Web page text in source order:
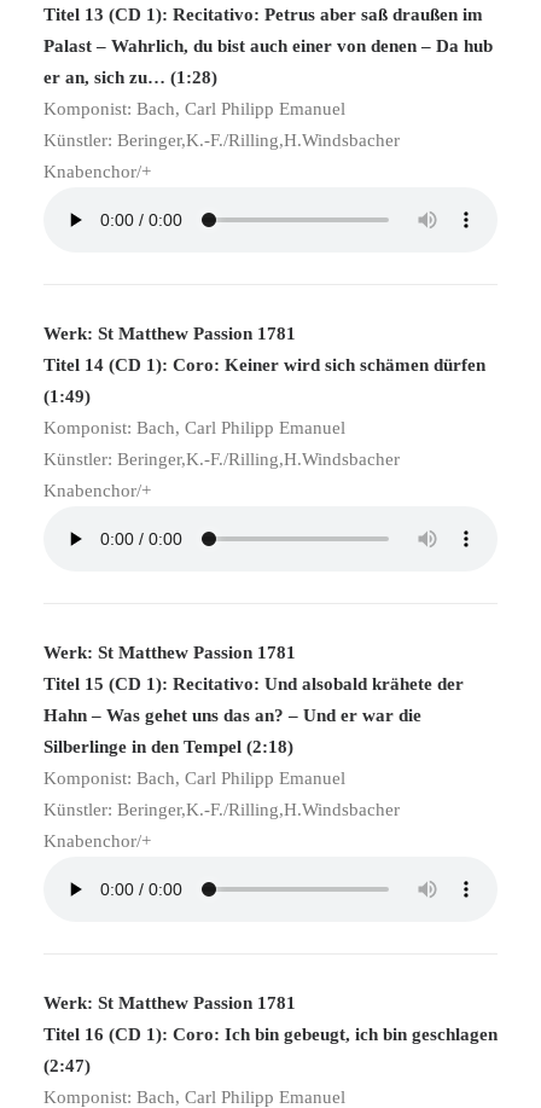
Titel 13 (CD 1): Recitativo: Petrus aber saß draußen im
Palast – Wahrlich, du bist auch einer von denen – Da hub
er an, sich zu… (1:28)
Komponist: Bach, Carl Philipp Emanuel
Künstler: Beringer,K.-F./Rilling,H.Windsbacher
Knabenchor/+
Werk: St Matthew Passion 1781
Titel 14 (CD 1): Coro: Keiner wird sich schämen dürfen
(1:49)
Komponist: Bach, Carl Philipp Emanuel
Künstler: Beringer,K.-F./Rilling,H.Windsbacher
Knabenchor/+
Werk: St Matthew Passion 1781
Titel 15 (CD 1): Recitativo: Und alsobald krähete der
Hahn – Was gehet uns das an? – Und er war die
Silberlinge in den Tempel (2:18)
Komponist: Bach, Carl Philipp Emanuel
Künstler: Beringer,K.-F./Rilling,H.Windsbacher
Knabenchor/+
Werk: St Matthew Passion 1781
Titel 16 (CD 1): Coro: Ich bin gebeugt, ich bin geschlagen
(2:47)
Komponist: Bach, Carl Philipp Emanuel